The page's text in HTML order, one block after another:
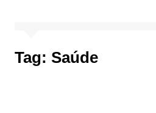
Tag: Saúde